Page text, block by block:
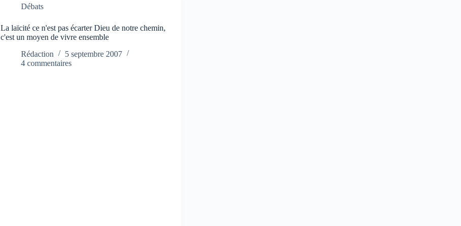
Débats
La laïcité ce n'est pas écarter Dieu de notre chemin,
c'est un moyen de vivre ensemble
Rédaction
5 septembre 2007
4 commentaires